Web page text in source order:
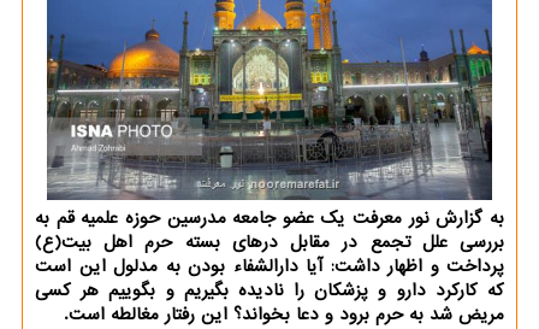
به گزارش نور معرفت یك عضو جامعه مدرسین حوزه علمیه قم به
بررسی علل تجمع در مقابل درهای بسته حرم اهل بیت(ع)
پرداخت و اظهار داشت: آیا دارالشفاء بودن به مدلول این است
كه كاركرد دارو و پزشكان را نادیده بگیریم و بگوییم هر كسی
مریض شد به حرم برود و دعا بخواند؟ این رفتار مغالطه است.